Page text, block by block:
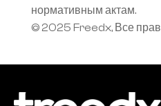
нормативным актам.
© 2025 Freedx, Все